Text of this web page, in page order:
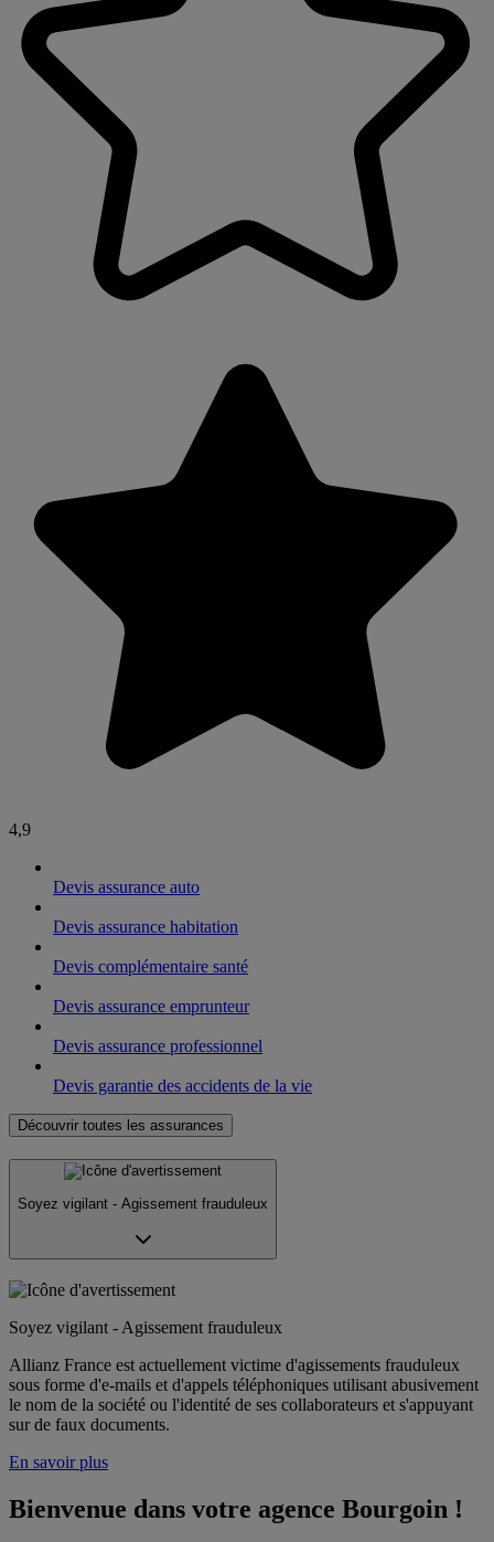
4,9
Devis assurance auto
Devis assurance habitation
Devis complémentaire santé
Devis assurance emprunteur
Devis assurance professionnel
Devis garantie des accidents de la vie
Découvrir toutes les assurances
Soyez vigilant - Agissement frauduleux
Soyez vigilant - Agissement frauduleux
Allianz France est actuellement victime d'agissements frauduleux
sous forme d'e-mails et d'appels téléphoniques utilisant abusivement
le nom de la société ou l'identité de ses collaborateurs et s'appuyant
sur de faux documents.
En savoir plus
Bienvenue dans votre agence Bourgoin !